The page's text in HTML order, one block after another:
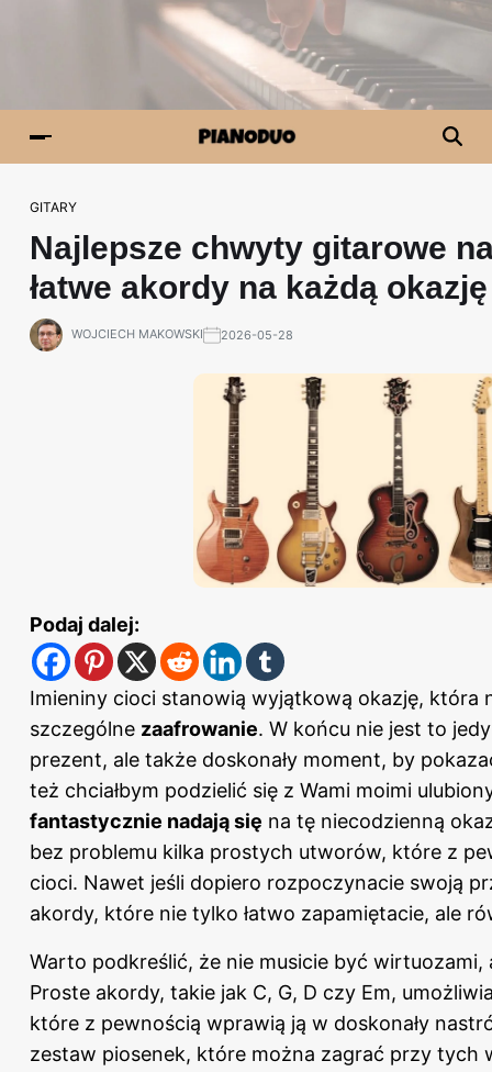
GITARY
Najlepsze chwyty gitarowe
łatwe akordy na każdą okazję
WOJCIECH MAKOWSKI 2026-05-28
Podaj dalej:
Imieniny cioci stanowią wyjątkową okazję, która
szczególne zaafrowanie. W końcu nie jest to
prezent, ale także doskonały moment, by
też chciałbym podzielić się z Wami moimi
fantastycznie nadają się na tę niecodzienną
bez problemu kilka prostych utworów, które z
cioci. Nawet jeśli dopiero rozpoczynacie swoją
akordy, które nie tylko łatwo zapamiętacie, ale
Warto podkreślić, że nie musicie być
Proste akordy, takie jak C, G, D czy Em,
które z pewnością wprawią ją w doskonały
zestaw piosenek, które można zagrać przy tych